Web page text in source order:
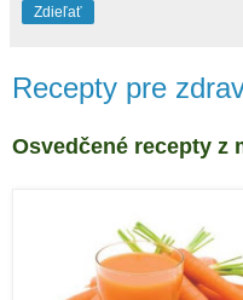
Zdieľať
Recepty pre
Osvedčené recepty z